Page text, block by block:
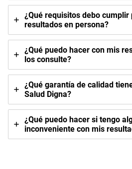
¿Qué requisitos debo
resultados en persona?
¿Qué puedo hacer con mis
los consulte?
¿Qué garantía de calidad
Salud Digna?
¿Qué puedo hacer si tengo
inconveniente con mis